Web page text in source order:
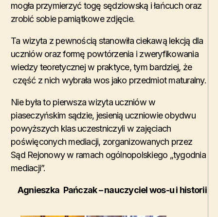
mogła przymierzyć togę sędziowską i łańcuch oraz
zrobić sobie pamiątkowe zdjęcie.
Ta wizyta z pewnością stanowiła ciekawą lekcją dla
uczniów oraz formę powtórzenia i zweryfikowania
wiedzy teoretycznej w praktyce, tym bardziej, że
część z nich wybrała wos jako przedmiot maturalny.
Nie była to pierwsza wizyta uczniów w
piaseczyńskim sądzie, jesienią uczniowie obydwu
powyższych klas uczestniczyli w zajęciach
poświęconych mediacji, zorganizowanych przez
Sąd Rejonowy w ramach ogólnopolskiego „tygodnia
mediacji”.
Agnieszka Pańczak – nauczyciel wos-u i historii